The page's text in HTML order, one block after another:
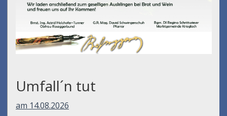
Umfall´n tut
am 14.08.2026